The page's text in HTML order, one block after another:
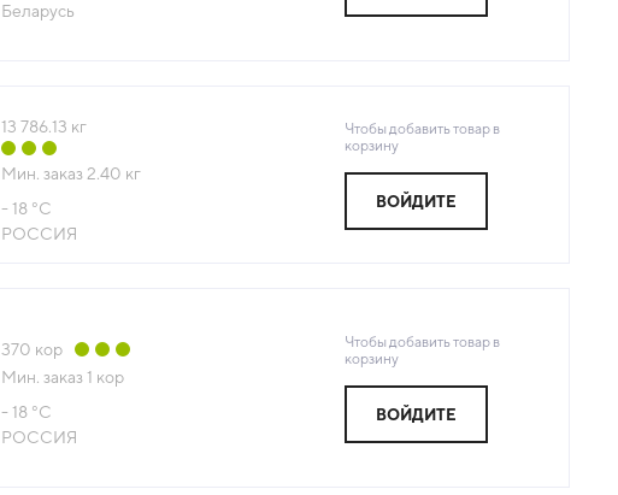
Беларусь
13 786.13 кг
Мин. заказ 2.40 кг
- 18 °С
РОССИЯ
Чтобы добавить товар в
корзину
ВОЙДИТЕ
370 кор
Мин. заказ 1 кор
- 18 °С
РОССИЯ
Чтобы добавить товар в
корзину
ВОЙДИТЕ